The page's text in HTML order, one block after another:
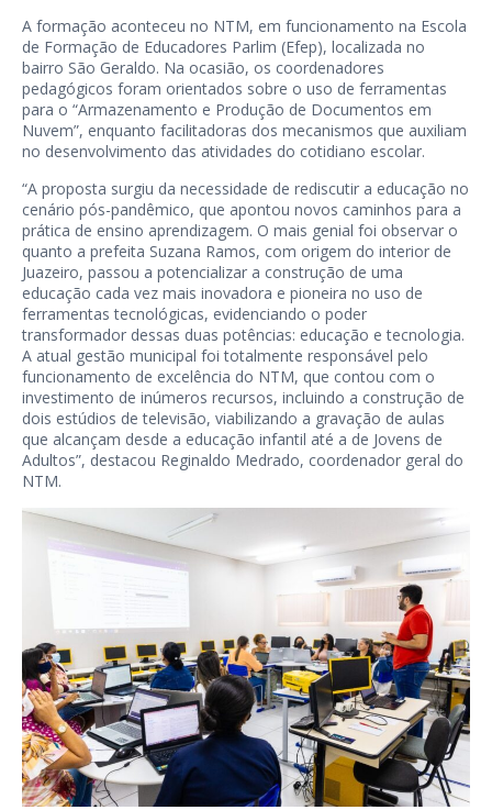
A formação aconteceu no NTM, em funcionamento na Escola
de Formação de Educadores Parlim (Efep), localizada no
bairro São Geraldo. Na ocasião, os coordenadores
pedagógicos foram orientados sobre o uso de ferramentas
para o “Armazenamento e Produção de Documentos em
Nuvem”, enquanto facilitadoras dos mecanismos que auxiliam
no desenvolvimento das atividades do cotidiano escolar.
“A proposta surgiu da necessidade de rediscutir a educação no
cenário pós-pandêmico, que apontou novos caminhos para a
prática de ensino aprendizagem. O mais genial foi observar o
quanto a prefeita Suzana Ramos, com origem do interior de
Juazeiro, passou a potencializar a construção de uma
educação cada vez mais inovadora e pioneira no uso de
ferramentas tecnológicas, evidenciando o poder
transformador dessas duas potências: educação e tecnologia.
A atual gestão municipal foi totalmente responsável pelo
funcionamento de excelência do NTM, que contou com o
investimento de inúmeros recursos, incluindo a construção de
dois estúdios de televisão, viabilizando a gravação de aulas
que alcançam desde a educação infantil até a de Jovens de
Adultos”, destacou Reginaldo Medrado, coordenador geral do
NTM.